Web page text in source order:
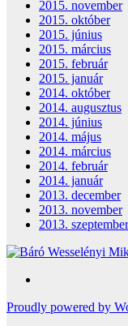
2015. november
2015. október
2015. június
2015. március
2015. február
2015. január
2014. október
2014. augusztus
2014. június
2014. május
2014. március
2014. február
2014. január
2013. december
2013. november
2013. szeptember
Proudly powered by